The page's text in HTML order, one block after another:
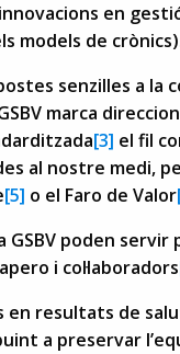
en
models de
senzilles a la
marca
[3] el fil
al nostre medi,
[5] o el Faro de Valor
GSBV poden
i col·laboradors
resultats de
a preservar